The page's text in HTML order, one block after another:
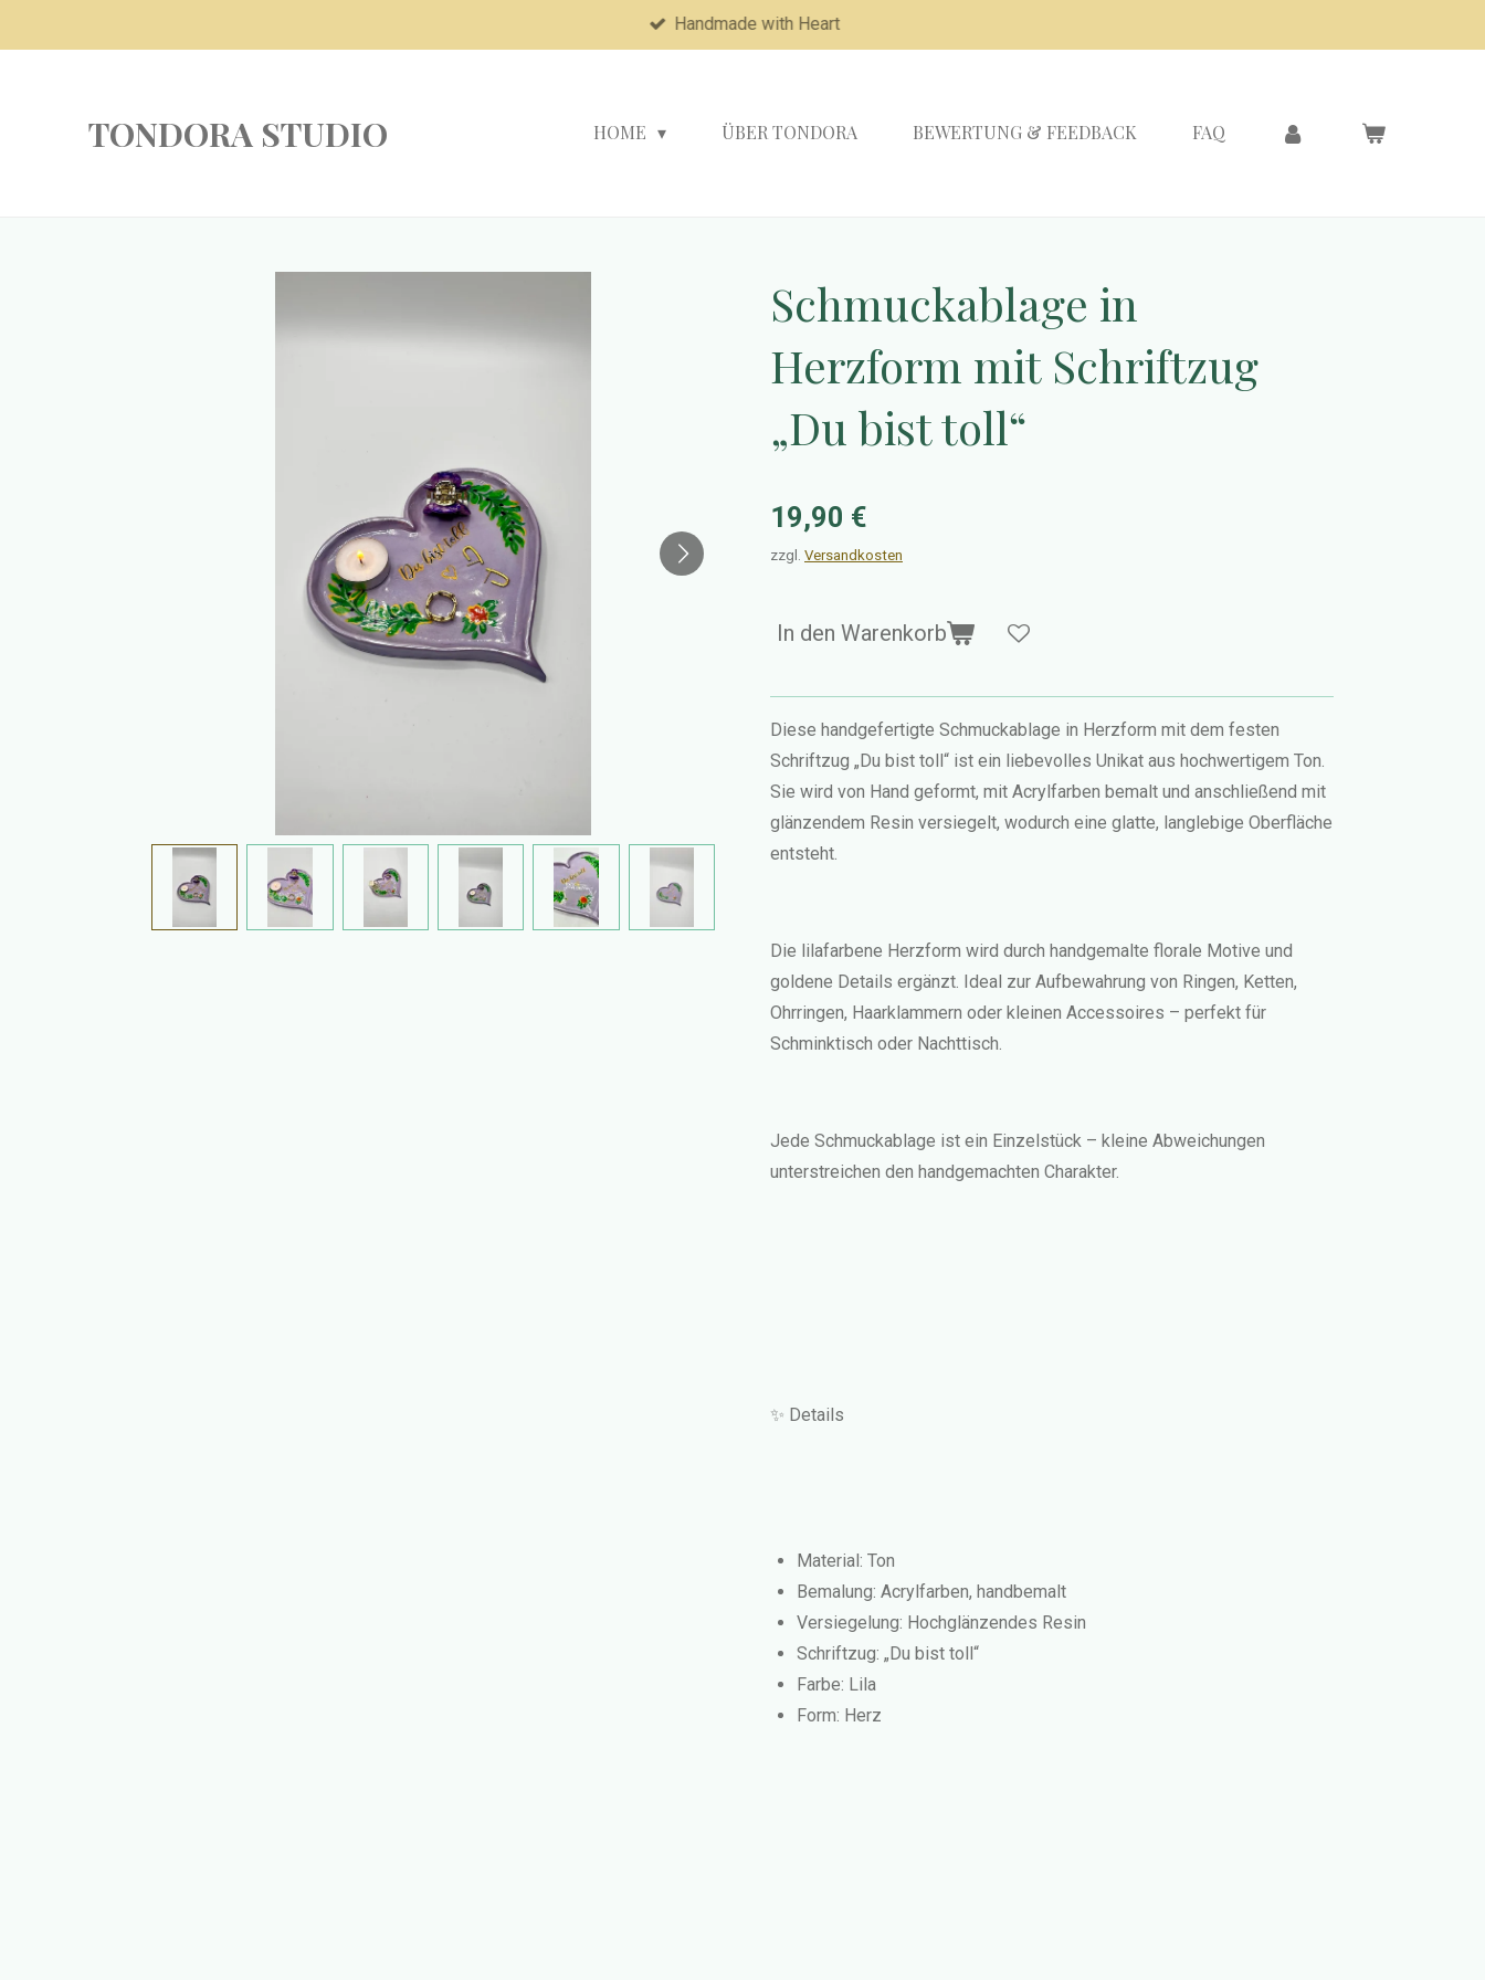
Hauptinhalt
Handmade with Heart
TONDORA STUDIO HOME ÜBER TONDORA BEWERTUNG & FEEDBACK FAQ
Schmuckablage in
Herzform mit Schriftzug
„Du bist toll“
19,90 €
zzgl. Versandkosten
In den Warenkorb
Diese handgefertigte Schmuckablage in Herzform mit dem festen
Schriftzug „Du bist toll“ ist ein liebevolles Unikat aus hochwertigem Ton.
Sie wird von Hand geformt, mit Acrylfarben bemalt und anschließend mit
glänzendem Resin versiegelt, wodurch eine glatte, langlebige Oberfläche
entsteht.
Die lilafarbene Herzform wird durch handgemalte florale Motive und
goldene Details ergänzt. Ideal zur Aufbewahrung von Ringen, Ketten,
Ohrringen, Haarklammern oder kleinen Accessoires – perfekt für
Schminktisch oder Nachttisch.
Jede Schmuckablage ist ein Einzelstück – kleine Abweichungen
unterstreichen den handgemachten Charakter.
✨ Details
Material: Ton
Bemalung: Acrylfarben, handbemalt
Versiegelung: Hochglänzendes Resin
Schriftzug: „Du bist toll“
Farbe: Lila
Form: Herz